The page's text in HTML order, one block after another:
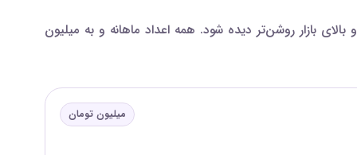
شده‌اند تا اختلاف بازه‌های پایین، میانه و بالای بازار روشن‌تر دیده شود. همه اعداد ماهانه و به میلیون
میلیون تومان